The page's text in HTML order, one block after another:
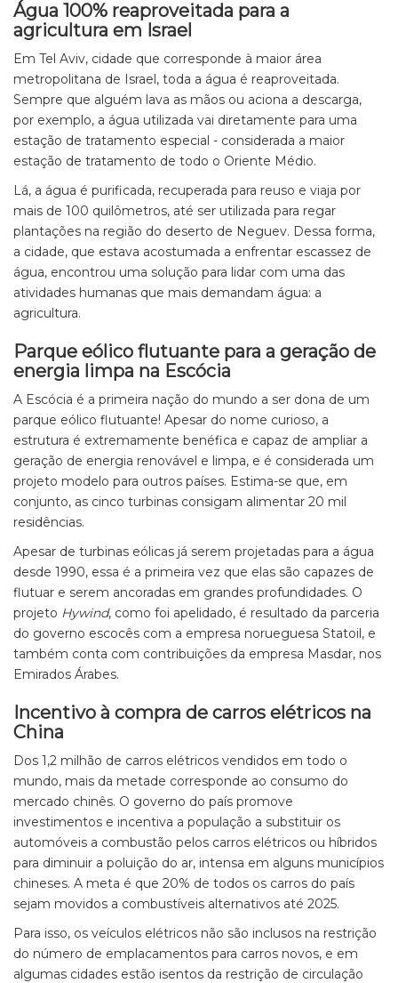
Água 100% reaproveitada para a
agricultura em Israel
Em Tel Aviv, cidade que corresponde à maior área
metropolitana de Israel, toda a água é reaproveitada.
Sempre que alguém lava as mãos ou aciona a descarga,
por exemplo, a água utilizada vai diretamente para uma
estação de tratamento especial - considerada a maior
estação de tratamento de todo o Oriente Médio.
Lá, a água é purificada, recuperada para reuso e viaja por
mais de 100 quilômetros, até ser utilizada para regar
plantações na região do deserto de Neguev. Dessa forma,
a cidade, que estava acostumada a enfrentar escassez de
água, encontrou uma solução para lidar com uma das
atividades humanas que mais demandam água: a
agricultura.
Parque eólico flutuante para a geração de
energia limpa na Escócia
A Escócia é a primeira nação do mundo a ser dona de um
parque eólico flutuante! Apesar do nome curioso, a
estrutura é extremamente benéfica e capaz de ampliar a
geração de energia renovável e limpa, e é considerada um
projeto modelo para outros países. Estima-se que, em
conjunto, as cinco turbinas consigam alimentar 20 mil
residências.
Apesar de turbinas eólicas já serem projetadas para a água
desde 1990, essa é a primeira vez que elas são capazes de
flutuar e serem ancoradas em grandes profundidades. O
projeto Hywind, como foi apelidado, é resultado da parceria
do governo escocês com a empresa norueguesa Statoil, e
também conta com contribuições da empresa Masdar, nos
Emirados Árabes.
Incentivo à compra de carros elétricos na
China
Dos 1,2 milhão de carros elétricos vendidos em todo o
mundo, mais da metade corresponde ao consumo do
mercado chinês. O governo do país promove
investimentos e incentiva a população a substituir os
automóveis a combustão pelos carros elétricos ou híbridos
para diminuir a poluição do ar, intensa em alguns municípios
chineses. A meta é que 20% de todos os carros do país
sejam movidos a combustíveis alternativos até 2025.
Para isso, os veículos elétricos não são inclusos na restrição
do número de emplacamentos para carros novos, e em
algumas cidades estão isentos da restrição de circulação